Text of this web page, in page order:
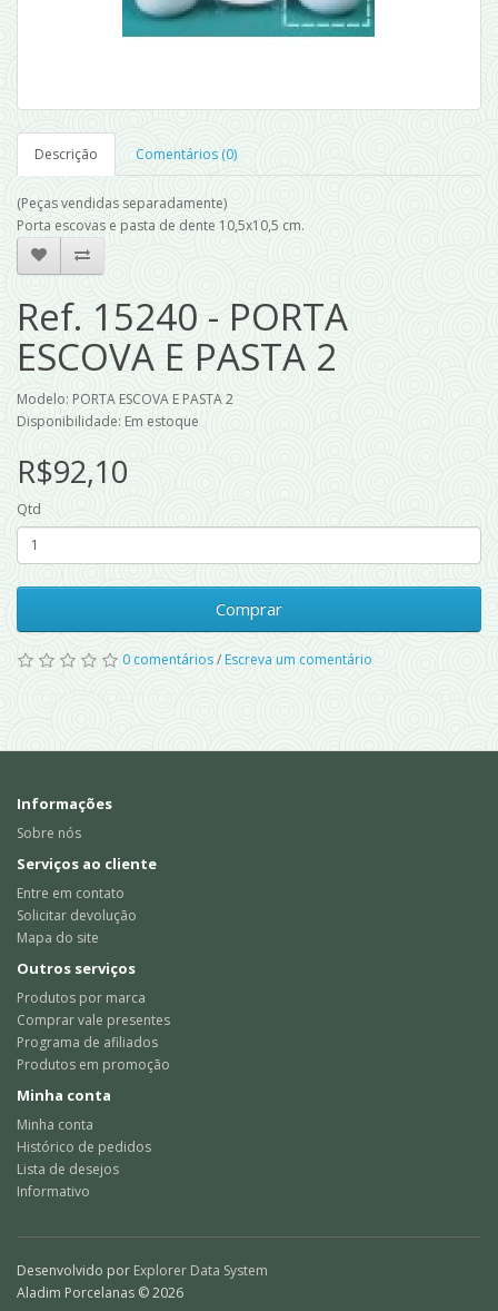
Descrição Comentários (0)
(Peças vendidas separadamente)
Porta escovas e pasta de dente 10,5x10,5 cm.
Ref. 15240 - PORTA
ESCOVA E PASTA 2
Modelo: PORTA ESCOVA E PASTA 2
Disponibilidade: Em estoque
R$92,10
Qtd
Comprar
0 comentários/Escreva um comentário
Informações
Sobre nós
Serviços ao cliente
Entre em contato
Solicitar devolução
Mapa do site
Outros serviços
Produtos por marca
Comprar vale presentes
Programa de afiliados
Produtos em promoção
Minha conta
Minha conta
Histórico de pedidos
Lista de desejos
Informativo
Desenvolvido por Explorer Data System
Aladim Porcelanas © 2026